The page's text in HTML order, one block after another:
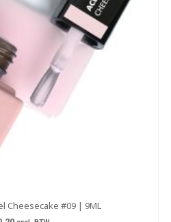
Cheesecake #09 | 9ML